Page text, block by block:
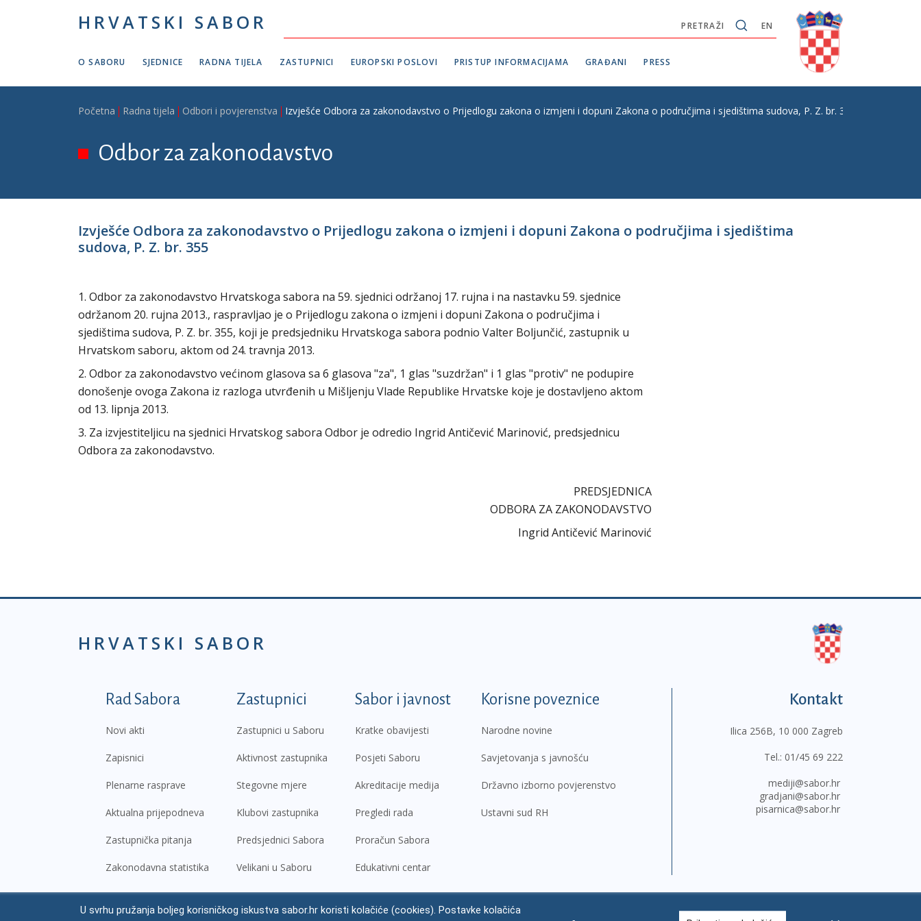
HRVATSKI SABOR EN
PRETRAŽI
O SABORU SJEDNICE RADNA TIJELA ZASTUPNICI EUROPSKI POSLOVI PRISTUP INFORMACIJAMA GRAĐANI PRESS
Breadcrumb
Početna Radna tijela Odbori i povjerenstva Izvješće Odbora za zakonodavstvo o Prijedlogu zakona o izmjeni i dopuni Zakona o područjima i sjedištima sudova, P. Z. br. 355
Odbor za zakonodavstvo
Izvješće Odbora za zakonodavstvo o Prijedlogu zakona o izmjeni i dopuni Zakona o područjima i sjedištima
sudova, P. Z. br. 355
1. Odbor za zakonodavstvo Hrvatskoga sabora na 59. sjednici održanoj 17. rujna i na nastavku 59. sjednice
održanom 20. rujna 2013., raspravljao je o Prijedlogu zakona o izmjeni i dopuni Zakona o područjima i
sjedištima sudova, P. Z. br. 355, koji je predsjedniku Hrvatskoga sabora podnio Valter Boljunčić, zastupnik u
Hrvatskom saboru, aktom od 24. travnja 2013.
2. Odbor za zakonodavstvo većinom glasova sa 6 glasova "za", 1 glas "suzdržan" i 1 glas "protiv" ne podupire
donošenje ovoga Zakona iz razloga utvrđenih u Mišljenju Vlade Republike Hrvatske koje je dostavljeno aktom
od 13. lipnja 2013.
3. Za izvjestiteljicu na sjednici Hrvatskog sabora Odbor je odredio Ingrid Antičević Marinović, predsjednicu
Odbora za zakonodavstvo.
PREDSJEDNICA
ODBORA ZA ZAKONODAVSTVO
Ingrid Antičević Marinović
HRVATSKI SABOR
Podnožje prvi izbornik
Rad Sabora
Novi akti
Zapisnici
Plenarne rasprave
Aktualna prijepodneva
Zastupnička pitanja
Zakonodavna statistika
Zastupnici
Zastupnici u Saboru
Aktivnost zastupnika
Stegovne mjere
Klubovi zastupnika
Predsjednici Sabora
Velikani u Saboru
Sabor i javnost
Kratke obavijesti
Posjeti Saboru
Akreditacije medija
Pregledi rada
Proračun Sabora
Edukativni centar
Korisne poveznice
Narodne novine
Savjetovanja s javnošću
Državno izborno povjerenstvo
Ustavni sud RH
Kontakt
Ilica 256B, 10 000 Zagreb
Tel.: 01/45 69 222
mediji@sabor.hr
gradjani@sabor.hr
pisarnica@sabor.hr
U svrhu pružanja boljeg korisničkog iskustva sabor.hr koristi kolačiće (cookies). Postavke kolačića